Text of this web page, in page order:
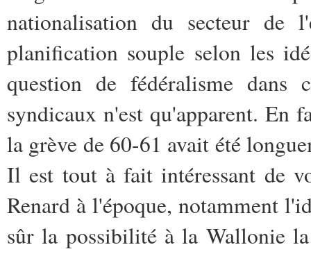
nationalisation du secteur de
planification souple selon les
question de fédéralisme dans
syndicaux n'est qu'apparent. En
la grève de 60-61 avait été
Il est tout à fait intéressant de
Renard à l'époque, notamment
sûr la possibilité à la Wallonie